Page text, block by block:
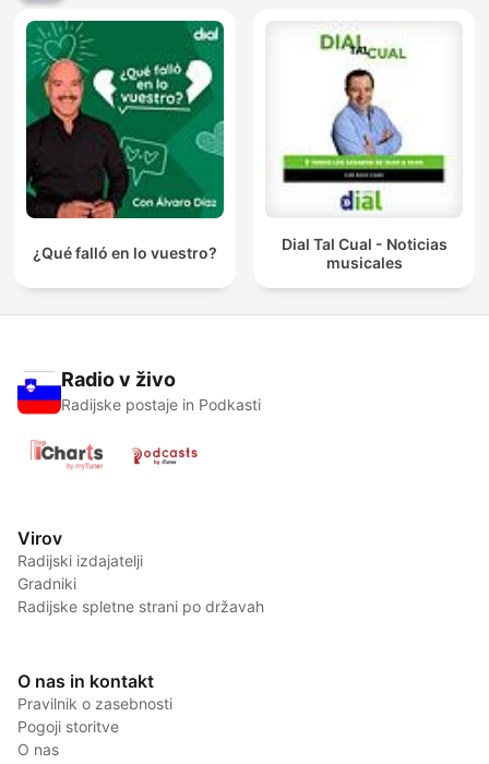
¿Qué falló en lo vuestro?
Dial Tal Cual - Noticias
musicales
Radio v živo
Radijske postaje in Podkasti
Virov
Radijski izdajatelji
Gradniki
Radijske spletne strani po državah
O nas in kontakt
Pravilnik o zasebnosti
Pogoji storitve
O nas